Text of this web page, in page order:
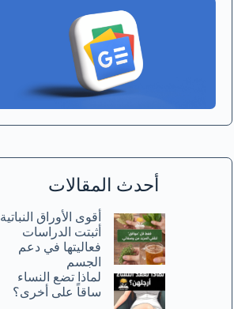
أحدث المقالات
أقوى الأوراق النباتية
أثبتت الدراسات
فعاليتها في دعم
الجسم
لماذا تضع النساء
ساقاً على أخرى؟